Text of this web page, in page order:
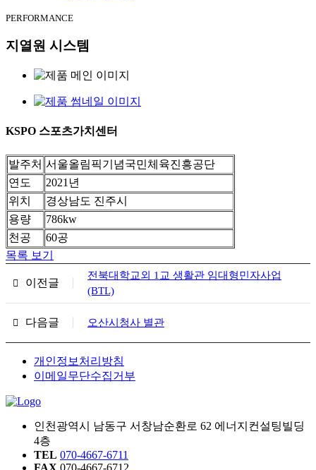
PERFORMANCE
지열원 시스템
KSPO 스포츠가치센터
발주처 서울올림픽기념국민체육진흥공단
연도
2021년
위치
경상남도 진주시
용량
786kw
천공
60공
목록 보기
이전글
전북대학교외 1교 생활관 임대형민자사업
(BTL)
다음글 오산시청사 별관
개인정보처리방침
이메일무단수집거부
인천광역시 남동구 서창남순환로 62 에너지컨설팅빌딩
4층
TEL 070-4667-6711
FAX 070-4667-6712